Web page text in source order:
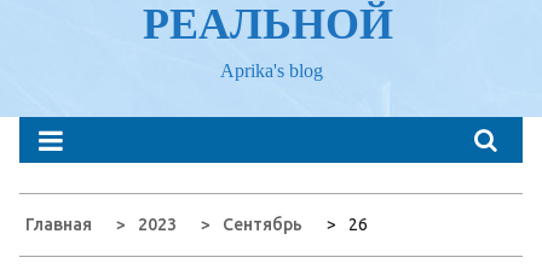
РЕАЛЬНОЙ
Aprika's blog
Главная 2023 Сентябрь 26